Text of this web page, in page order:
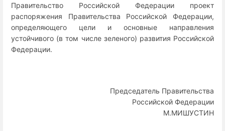
Правительство Российской Федерации проект
распоряжения Правительства Российской Федерации,
определяющего цели и основные направления
устойчивого (в том числе зеленого) развития Российской
Федерации.
Председатель Правительства
Российской Федерации
М.МИШУСТИН